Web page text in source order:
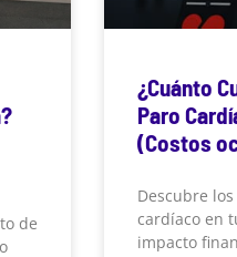
de
¿Cuánto
Paro
(Costos
Descubre
cardíaco en
impacto